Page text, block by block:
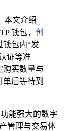
本文介绍
钱包， 创
包内“发
证等准
购买数量与
后等待到
能强大的数字
管理与交易体